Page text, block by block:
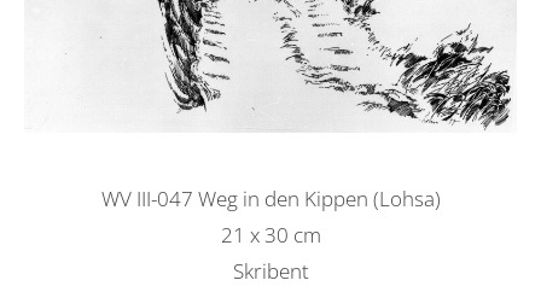
WV III-047 Weg in den Kippen (Lohsa)
21 x 30 cm
Skribent